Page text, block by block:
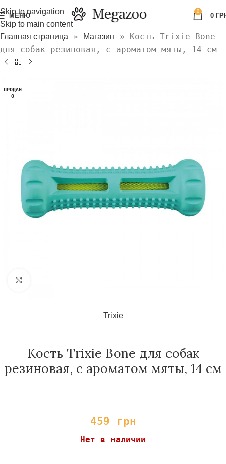
Skip to navigation
Skip to main content
МЕНЮ
0
0
Главная страница » Магазин » Кость Trixie Bone
для собак резиновая, с ароматом мяты, 14 см
ПРОДАН
О
Trixie
Кость Trixie Bone для собак
резиновая, с ароматом мяты, 14 см
459 грн
Нет в наличии